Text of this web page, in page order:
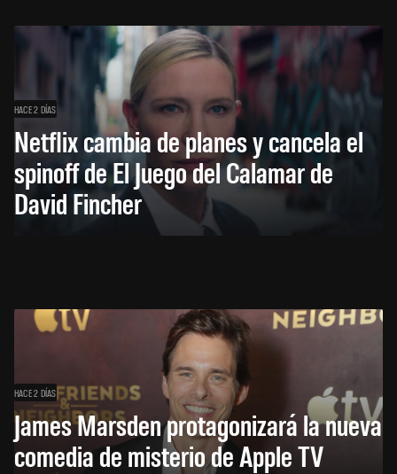
HACE 2 DÍAS
Netflix cambia de planes y cancela el
spinoff de El Juego del Calamar de
David Fincher
HACE 2 DÍAS
James Marsden protagonizará la nueva
comedia de misterio de Apple TV